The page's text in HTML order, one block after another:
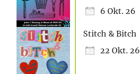
6 Okt. 26
Stitch & Bitch
22 Okt. 26